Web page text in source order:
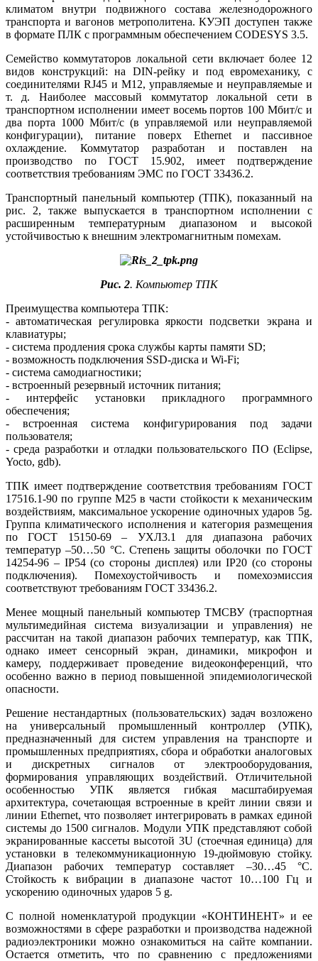
климатом внутри подвижного состава железнодорожного
транспорта и вагонов метрополитена. КУЭП доступен также
в формате ПЛК с программным обеспечением CODESYS 3.5.
Семейство коммутаторов локальной сети включает более 12
видов конструкций: на DIN-рейку и под евромеханику, с
соединителями RJ45 и M12, управляемые и неуправляемые и
т. д. Наиболее массовый коммутатор локальной сети в
транспортном исполнении имеет восемь портов 100 Мбит/с и
два порта 1000 Мбит/с (в управляемой или неуправляемой
конфигурации), питание поверх Ether­net и пассивное
охлаждение. Коммутатор разработан и поставлен на
производство по ГОСТ 15.902, имеет подтверждение
соответствия требованиям ЭМС по ГОСТ 33436.2.
Транспортный панельный компьютер (ТПК), показанный на
рис. 2, также выпускается в транспортном исполнении с
расширенным температурным диапазоном и высокой
устойчивостью к внешним электромагнитным помехам.
Рис. 2. Компьютер ТПК
Преимущества компьютера ТПК:
- автоматическая регулировка яркости подсветки экрана и
клавиатуры;
- система продления срока службы карты памяти SD;
- возможность подключения SSD-диска и Wi-Fi;
- система самодиагностики;
- встроенный резервный источник питания;
- интерфейс установки прикладного программного
обеспечения;
- встроенная система конфигурирования под задачи
пользователя;
- среда разработки и отладки пользовательского ПО (Eclipse,
Yocto, gdb).
ТПК имеет подтверждение соответствия требованиям ГОСТ
17516.1-90 по группе М25 в части стойкости к механическим
воздействиям, максимальное ускорение одиночных ударов 5g.
Группа климатического исполнения и категория размещения
по ГОСТ 15150-69 – УХЛ3.1 для диапазона рабочих
температур –50…50 °C. Степень защиты оболочки по ГОСТ
14254-96 – IP54 (cо стороны дисплея) или IP20 (со стороны
подключения). Помехоустойчивость и помехоэмиссия
соответствуют требованиям ГОСТ 33436.2.
Менее мощный панельный ком­пьютер ТМСВУ (траспортная
мультимедийная система визуализации и управления) не
рассчитан на такой диапазон рабочих температур, как ТПК,
однако имеет сенсорный экран, динамики, микрофон и
камеру, поддерживает проведение видеоконференций, что
особенно важно в период повышенной эпидемиологической
опасности.
Решение нестандартных (пользовательских) задач возложено
на универсальный промышленный контроллер (УПК),
предназначенный для систем управления на транспорте и
промышленных предприятиях, сбора и обработки аналоговых
и дискретных сигналов от электрооборудования,
формирования управляющих воздействий. Отличительной
особенностью УПК является гибкая масштабируемая
архитектура, сочетающая встроенные в крейт линии связи и
линии Ethernet, что позволяет интегрировать в рамках единой
системы до 1500 сигналов. Модули УПК представляют собой
экранированные кассеты высотой 3U (стоечная единица) для
установки в телекоммуникационную 19‑дюймовую стойку.
Диапазон рабочих температур составляет –30…45 °C.
Стойкость к вибрации в диапазоне частот 10…100 Гц и
ускорению одиночных ударов 5 g.
С полной номенклатурой продукции «КОНТИНЕНТ» и ее
возможностями в сфере разработки и производства надежной
радиоэлектроники можно ознакомиться на сайте компании.
Остается отметить, что по сравнению с предложениями